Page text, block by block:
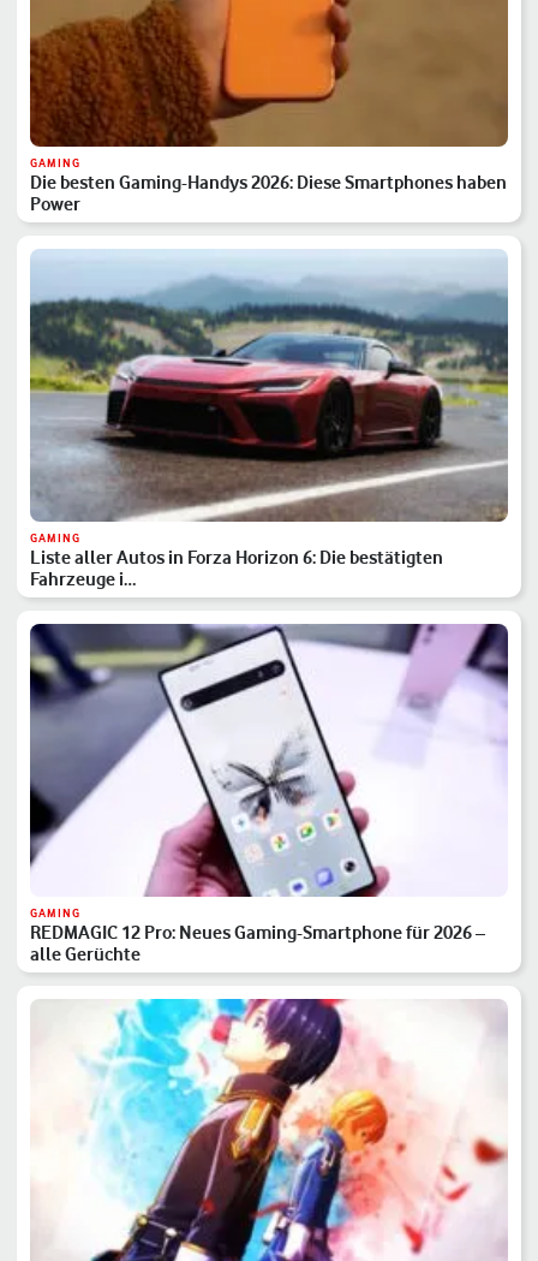
GAMING
Die besten Gaming-Handys 2026: Diese Smartphones haben
Power
GAMING
Liste aller Autos in Forza Horizon 6: Die bestätigten
Fahrzeuge i…
GAMING
REDMAGIC 12 Pro: Neues Gaming-Smartphone für 2026 –
alle Gerüchte